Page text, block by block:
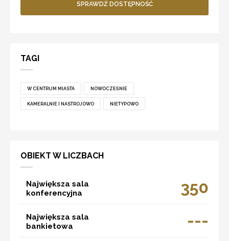
SPRAWDŹ DOSTĘPNOŚĆ
TAGI
W CENTRUM MIASTA NOWOCZEŚNIE
KAMERALNIE I NASTROJOWO NIETYPOWO
OBIEKT W LICZBACH
Największa sala
konferencyjna
350
Największa sala
bankietowa
---